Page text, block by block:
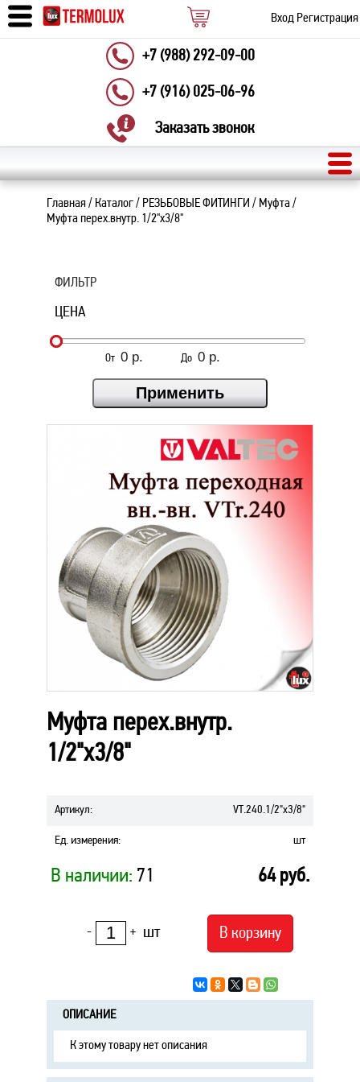
Вход Регистрация
+7 (988) 292-09-00
+7 (916) 025-06-96
Заказать звонок
Главная/ Каталог/ РЕЗЬБОВЫЕ ФИТИНГИ / Муфта/
Муфта перех.внутр. 1/2"х3/8"
ФИЛЬТР
ЦЕНА
От До
Муфта перех.внутр.
1/2"х3/8"
Артикул: VT.240.1/2"х3/8"
Ед. измерения: шт
В наличии: 71 64 руб.
- + шт В корзину
ОПИСАНИЕ
К этому товару нет описания